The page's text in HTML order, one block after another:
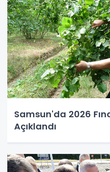
Samsun'da 2026
Açıklandı